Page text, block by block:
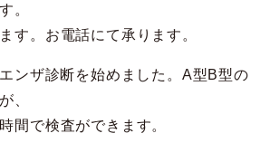
。
す。お電話にて承ります。
ンザ診断を始めました。A型B型の
、
間で検査ができます。